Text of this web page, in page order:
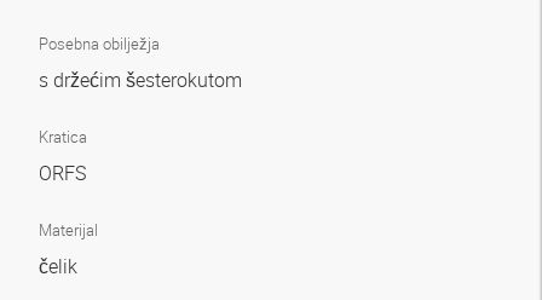
Posebna obilježja
s držećim šesterokutom
Kratica
ORFS
Materijal
čelik